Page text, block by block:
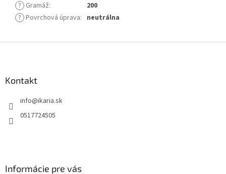
? Gramáž:
200
? Povrchová úprava: neutrálna
Kontakt
info@ikaria.sk
0517724505
Informácie pre vás